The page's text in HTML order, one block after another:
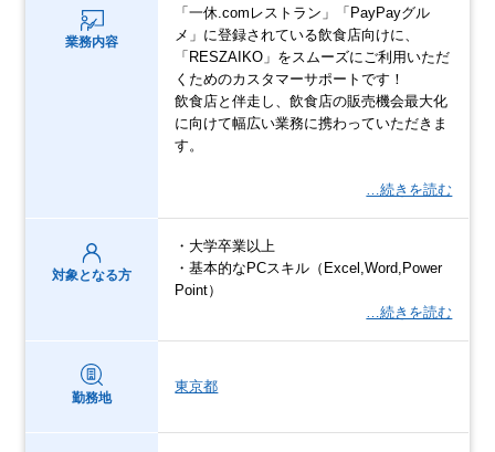
業務内容
「一休.comレストラン」「PayPayグル
メ」に登録されている飲食店向けに、
「RESZAIKO」をスムーズにご利用いただ
くためのカスタマーサポートです！
飲食店と伴走し、飲食店の販売機会最大化
に向けて幅広い業務に携わっていただきま
す。
…続きを読む
対象となる方
・大学卒業以上
・基本的なPCスキル（Excel,Word,Power
Point）
…続きを読む
勤務地
東京都